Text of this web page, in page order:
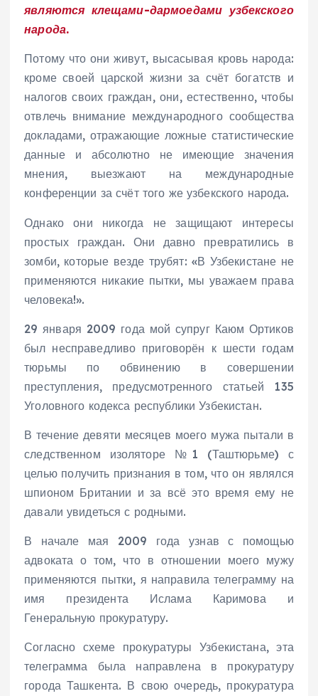
являются клещами-дармоедами узбекского
народа.
Потому что они живут, высасывая кровь народа:
кроме своей царской жизни за счёт богатств и
налогов своих граждан, они, естественно, чтобы
отвлечь внимание международного сообщества
докладами, отражающие ложные статистические
данные и абсолютно не имеющие значения
мнения, выезжают на международные
конференции за счёт того же узбекского народа.
Однако они никогда не защищают интересы
простых граждан. Они давно превратились в
зомби, которые везде трубят: «В Узбекистане не
применяются никакие пытки, мы уважаем права
человека!».
29 января 2009 года мой супруг Каюм Ортиков
был несправедливо приговорён к шести годам
тюрьмы по обвинению в совершении
преступления, предусмотренного статьей 135
Уголовного кодекса республики Узбекистан.
В течение девяти месяцев моего мужа пытали в
следственном изоляторе №1 (Таштюрьме) с
целью получить признания в том, что он являлся
шпионом Британии и за всё это время ему не
давали увидеться с родными.
В начале мая 2009 года узнав с помощью
адвоката о том, что в отношении моего мужу
применяются пытки, я направила телеграмму на
имя президента Ислама Каримова и
Генеральную прокуратуру.
Согласно схеме прокуратуры Узбекистана, эта
телеграмма была направлена в прокуратуру
города Ташкента. В свою очередь, прокуратура